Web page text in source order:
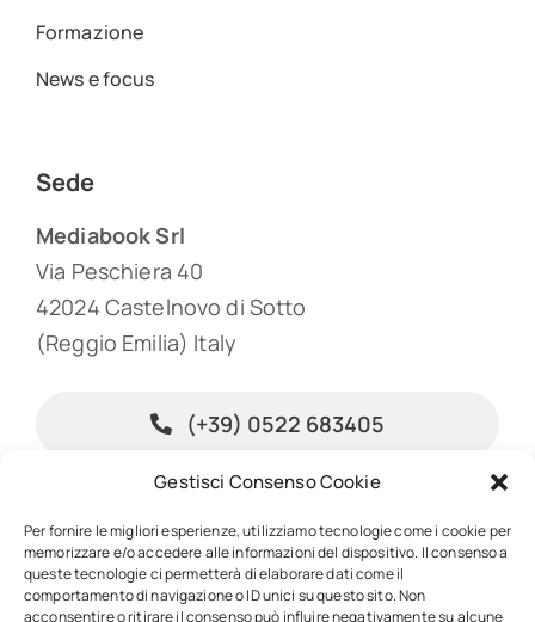
Gestisci Consenso Cookie
Per fornire le migliori esperienze, utilizziamo tecnologie come i cookie per
memorizzare e/o accedere alle informazioni del dispositivo. Il consenso a
queste tecnologie ci permetterà di elaborare dati come il
comportamento di navigazione o ID unici su questo sito. Non
acconsentire o ritirare il consenso può influire negativamente su alcune
Formazione
News e focus
Sede
Mediabook Srl
Via Peschiera 40
42024 Castelnovo di Sotto
(Reggio Emilia) Italy
(+39) 0522 683405